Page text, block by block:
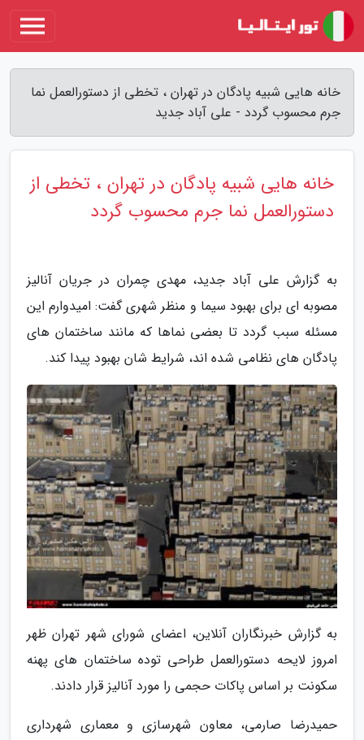
خانه هایی شبیه پادگان در تهران ، تخطی از دستورالعمل نما
جرم محسوب گردد - علی آباد جدید
خانه هایی شبیه پادگان در تهران ، تخطی از
دستورالعمل نما جرم محسوب گردد
به گزارش علی آباد جدید، مهدی چمران در جریان آنالیز
مصوبه ای برای بهبود سیما و منظر شهری گفت: امیدوارم این
مسئله سبب گردد تا بعضی نماها که مانند ساختمان های
پادگان های نظامی شده اند، شرایط شان بهبود پیدا کند.
به گزارش خبرنگاران آنلاین، اعضای شورای شهر تهران ظهر
امروز لایحه دستورالعمل طراحی توده ساختمان های پهنه
سکونت بر اساس پاکات حجمی را مورد آنالیز قرار دادند.
حمیدرضا صارمی، معاون شهرسازی و معماری شهرداری